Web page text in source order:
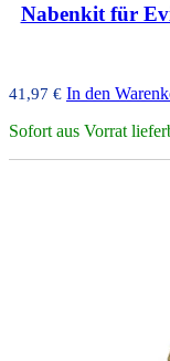
Nabenkit für
41,97 € In den
Sofort aus Vorrat